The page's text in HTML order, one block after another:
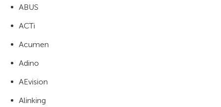
ABUS
ACTi
Acumen
Adino
AEvision
Alinking